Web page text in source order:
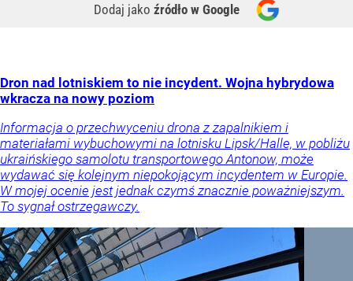
Dodaj jako źródło w Google
Dron nad lotniskiem to nie incydent. Wojna hybrydowa
wkracza na nowy poziom
Informacja o przechwyceniu drona z zapalnikiem i
materiałami wybuchowymi na lotnisku Lipsk/Halle, w pobliżu
ukraińskiego samolotu transportowego Antonow, może
wydawać się kolejnym niepokojącym incydentem w Europie.
W mojej ocenie jest jednak czymś znacznie poważniejszym.
To sygnał ostrzegawczy.